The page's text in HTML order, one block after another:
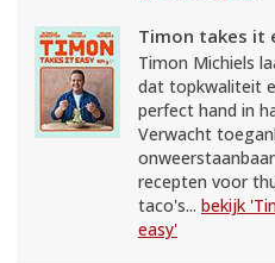
Timon takes it
Timon Michiels
dat topkwaliteit
perfect hand in
Verwacht
recepten voor
taco's... bekijk
easy'